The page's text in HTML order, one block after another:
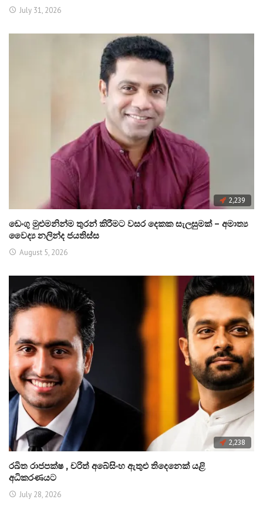
July 31, 2026
2,239
ඩෙංගු මුළුමනින්ම තුරන් කිරීමට වසර දෙකක සැලසුමක් – අමාත්‍ය
වෛද්‍ය නලින්ද ජයතිස්ස
August 5, 2026
2,238
රඛිත රාජපක්ෂ , චරිත් අබේසිංහ ඇතුළු තිදෙනෙක් යළි
අධිකරණයට
July 28, 2026